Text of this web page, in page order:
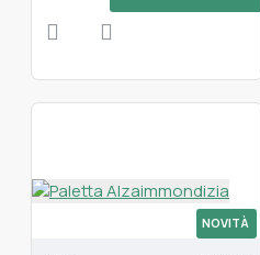
NOVITÀ